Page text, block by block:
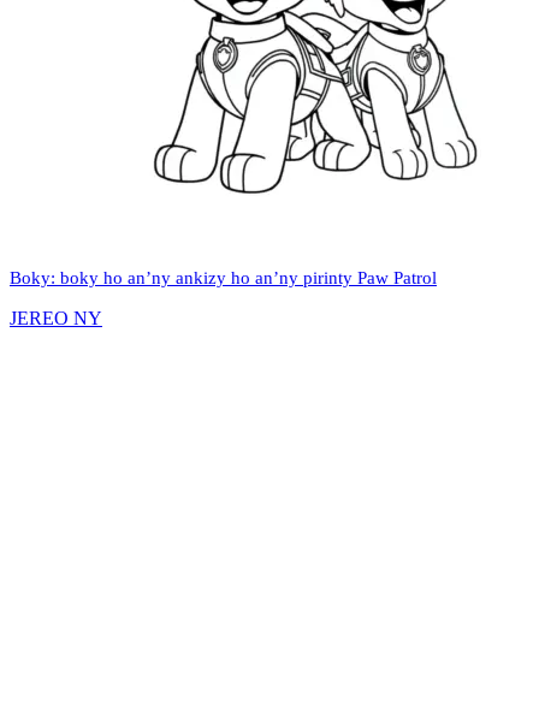
Boky: boky ho an’ny ankizy ho an’ny pirinty Paw Patrol
JEREO NY